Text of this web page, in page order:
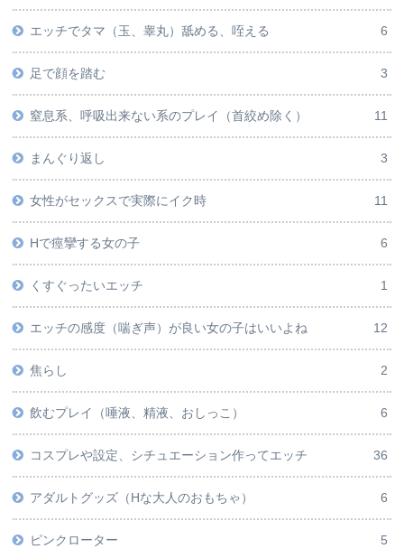
エッチでタマ（玉、睾丸）舐める、咥える 6
足で顔を踏む 3
窒息系、呼吸出来ない系のプレイ（首絞め除く） 11
まんぐり返し 3
女性がセックスで実際にイク時 11
Hで痙攣する女の子 6
くすぐったいエッチ 1
エッチの感度（喘ぎ声）が良い女の子はいいよね 12
焦らし 2
飲むプレイ（唾液、精液、おしっこ） 6
コスプレや設定、シチュエーション作ってエッチ 36
アダルトグッズ（Hな大人のおもちゃ） 6
ピンクローター 5